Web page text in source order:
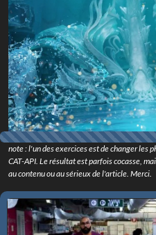
note : l'un des exercices est de changer les
CAT-API. Le résultat est parfois cocasse,
au contenu ou au sérieux de l'article. Merci.